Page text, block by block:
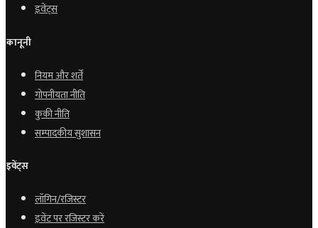
इवेंट्स
कानूनी
नियम और शर्तें
गोपनीयता नीति
कुकी नीति
सम्पादकीय सुशासन
इवेंट्स
लॉगिन/रजिस्टर
इवेंट पर रजिस्टर करें